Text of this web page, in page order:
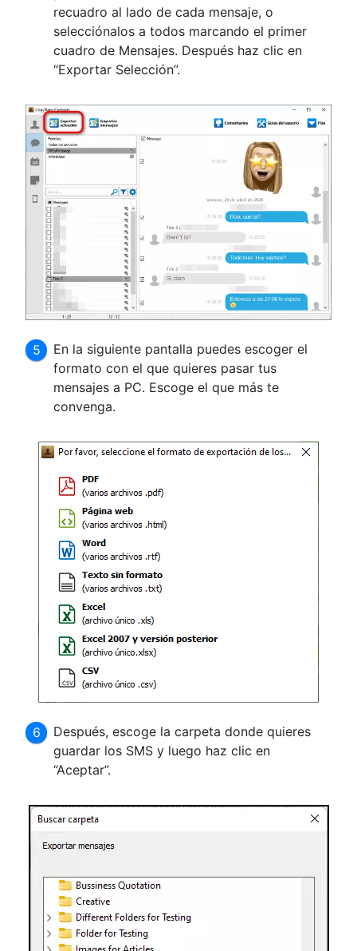
recuadro al lado de cada mensaje, o
selecciónalos a todos marcando el primer
cuadro de Mensajes. Después haz clic en
“Exportar Selección”.
En la siguiente pantalla puedes escoger el
formato con el que quieres pasar tus
mensajes a PC. Escoge el que más te
convenga.
Después, escoge la carpeta donde quieres
guardar los SMS y luego haz clic en
“Aceptar”.